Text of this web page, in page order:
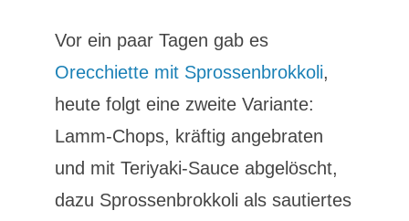
Vor ein paar Tagen gab es
Orecchiette mit Sprossenbrokkoli,
heute folgt eine zweite Variante:
Lamm-Chops, kräftig angebraten
und mit Teriyaki-Sauce abgelöscht,
dazu Sprossenbrokkoli als sautiertes